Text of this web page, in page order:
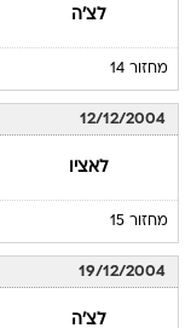
לצ'ה
מחזור 14
12/12/2004
לאציו
מחזור 15
19/12/2004
לצ'ה